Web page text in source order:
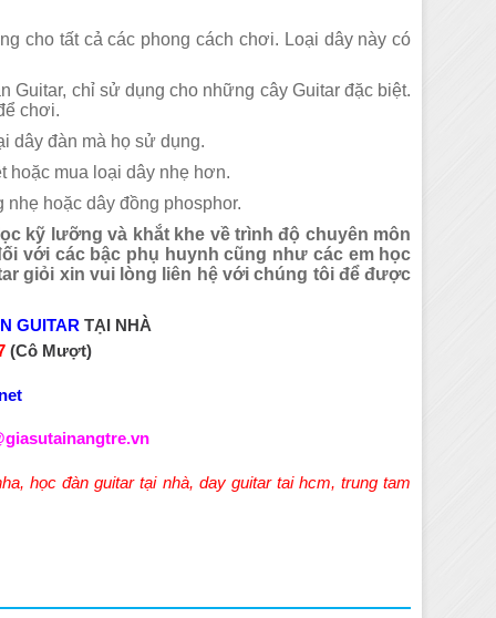
cho tất cả các phong cách chơi. Loại dây này có
Guitar, chỉ sử dụng cho những cây Guitar đặc biệt.
chơi.
dây đàn mà họ sử dụng.
hoặc mua loại dây nhẹ hơn.
hoặc dây đồng phosphor.
kỹ lưỡng và khắt khe về trình độ chuyên môn
với các bậc phụ huynh cũng như các em học
giỏi xin vui lòng liên hệ với chúng tôi để được
GUITAR TẠI NHÀ
(Cô Mượt)
,học đàn guitar tại nhà, day guitar tai hcm,trung tam